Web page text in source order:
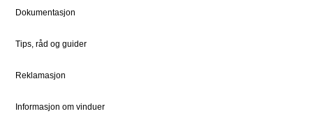
Priser
Dokumentsenter
STØTTE
Kundeservice
Dokumentasjon
Tips, råd og guider
Reklamasjon
Informasjon om vinduer